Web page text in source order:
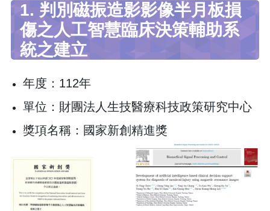
1. 判別磁振造影影像半月板損
傷之人工智慧臨床決策輔助系
統之建立
年度：112年
單位：財團法人生技醫療科技政策研究中心
獎項名稱：國家新創精進獎